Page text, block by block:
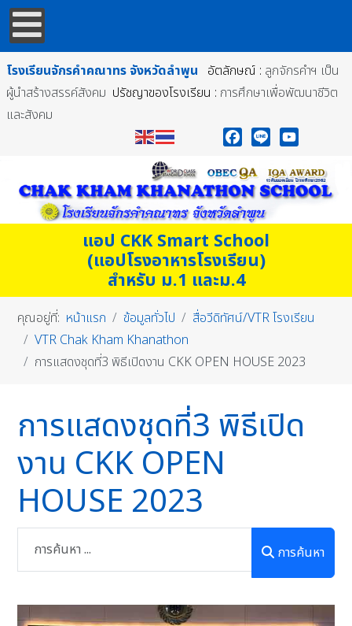
โรงเรียนจักรคำคณาทร จังหวัดลำพูน อัตลักษณ์ : ลูกจักรคำฯ เป็น
ผู้นำสร้างสรรค์สังคม ปรัชญาของโรงเรียน : การศึกษาเพื่อพัฒนาชีวิต
และสังคม
แอป CKK Smart School
(แอปโรงอาหารโรงเรียน)
สำหรับ ม.1 และม.4
คุณอยู่ที่: หน้าแรก ข้อมูลทั่วไป
สื่อวีดิทัศน์/VTR โรงเรียน
VTR Chak Kham Khanathon
การแสดงชุดที่3 พิธีเปิดงาน CKK OPEN HOUSE 2023
การแสดงชุดที่3 พิธีเปิด
งาน CKK OPEN
HOUSE 2023
การค้นหา